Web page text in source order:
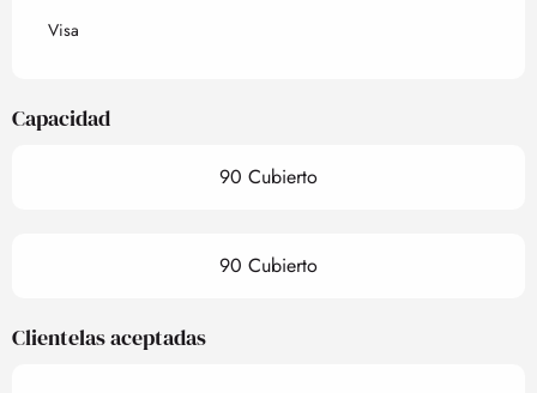
Visa
Capacidad
90 Cubierto
90 Cubierto
Clientelas aceptadas